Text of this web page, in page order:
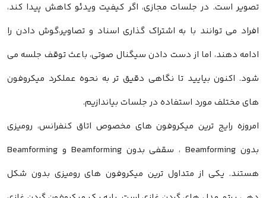
تصویر است. در جلسات مجازی، اگر کیفیت ویدئو کاهش پیدا کند،
افراد می توانند با به اشتراک گذاری اسناد و تصاویر،گوش دادن را
ادامه دهند، اما از دست دادن سیگنال صوتی، باعث توقف جلسه می
شود. اکنون بیایید تا نگاهی دقیق تر به نحوه عملکرد میکروفون
های مختلف مورد استفاده در جلسات بیاندازیم.
امروزه رایج ترین میکروفون های مخصوص اتاق کنفرانس، رومیزی
بدون Beamforming ، سقفی بدون Beamforming و Beamforming
هستند. یکی از متداول ترین میکروفون های رومیزی بدون شکل